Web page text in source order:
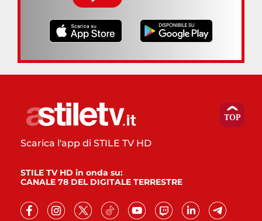
Scarica l'app di STILE TV HD
STILE TV HD in onda su:
CANALE 78 DEL DIGITALE TERRESTRE